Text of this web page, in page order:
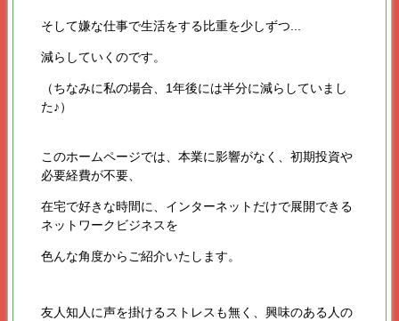
そして嫌な仕事で生活をする比重を少しずつ...
減らしていくのです。
（ちなみに私の場合、1年後には半分に減らしていまし
た♪）
このホームページでは、本業に影響がなく、初期投資や
必要経費が不要、
在宅で好きな時間に、インターネットだけで展開できる
ネットワークビジネスを
色んな角度からご紹介いたします。
友人知人に声を掛けるストレスも無く、興味のある人の